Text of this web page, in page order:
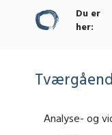
Du er
her:
Analyse- og